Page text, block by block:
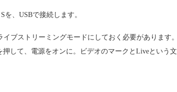
を、USBで接続します。
イブストリーミングモードにしておく必要があります
押して、電源をオンに。ビデオのマークとLiveという